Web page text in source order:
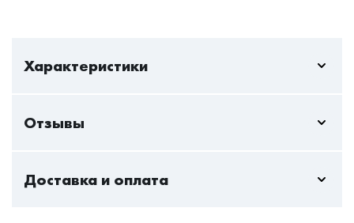
Характеристики
Жесткость
Вес на спальное
Отзывы
Пока нет отзывов - вы можете стать первым
Только авторизованный пользователь может оставлять
Доставка и оплата